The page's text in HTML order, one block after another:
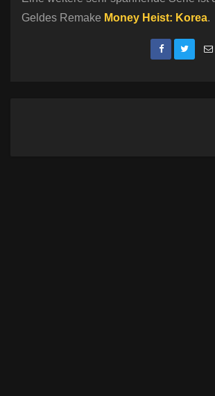
Geldes Remake Money Heist: Korea.